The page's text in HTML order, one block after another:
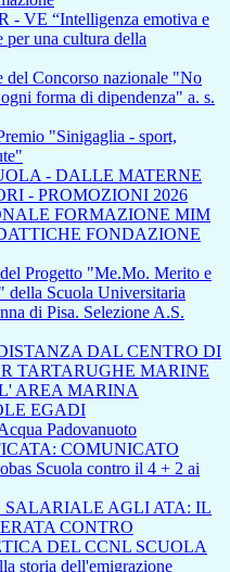
- VE “Intelligenza emotiva e
per una cultura della
del Concorso nazionale "No
forma di dipendenza" a. s.
"Sinigaglia - sport,
- DALLE MATERNE
- PROMOZIONI 2026
FORMAZIONE MIM
FONDAZIONE
Progetto "Me.Mo. Merito e
della Scuola Universitaria
di Pisa. Selezione A.S.
DAL CENTRO DI
TARTARUGHE MARINE
AREA MARINA
EGADI
Padovanuoto
COMUNICATO
Scuola contro il 4 + 2 ai
SALARIALE AGLI ATA: IL
CONTRO
DEL CCNL SCUOLA
storia dell'emigrazione